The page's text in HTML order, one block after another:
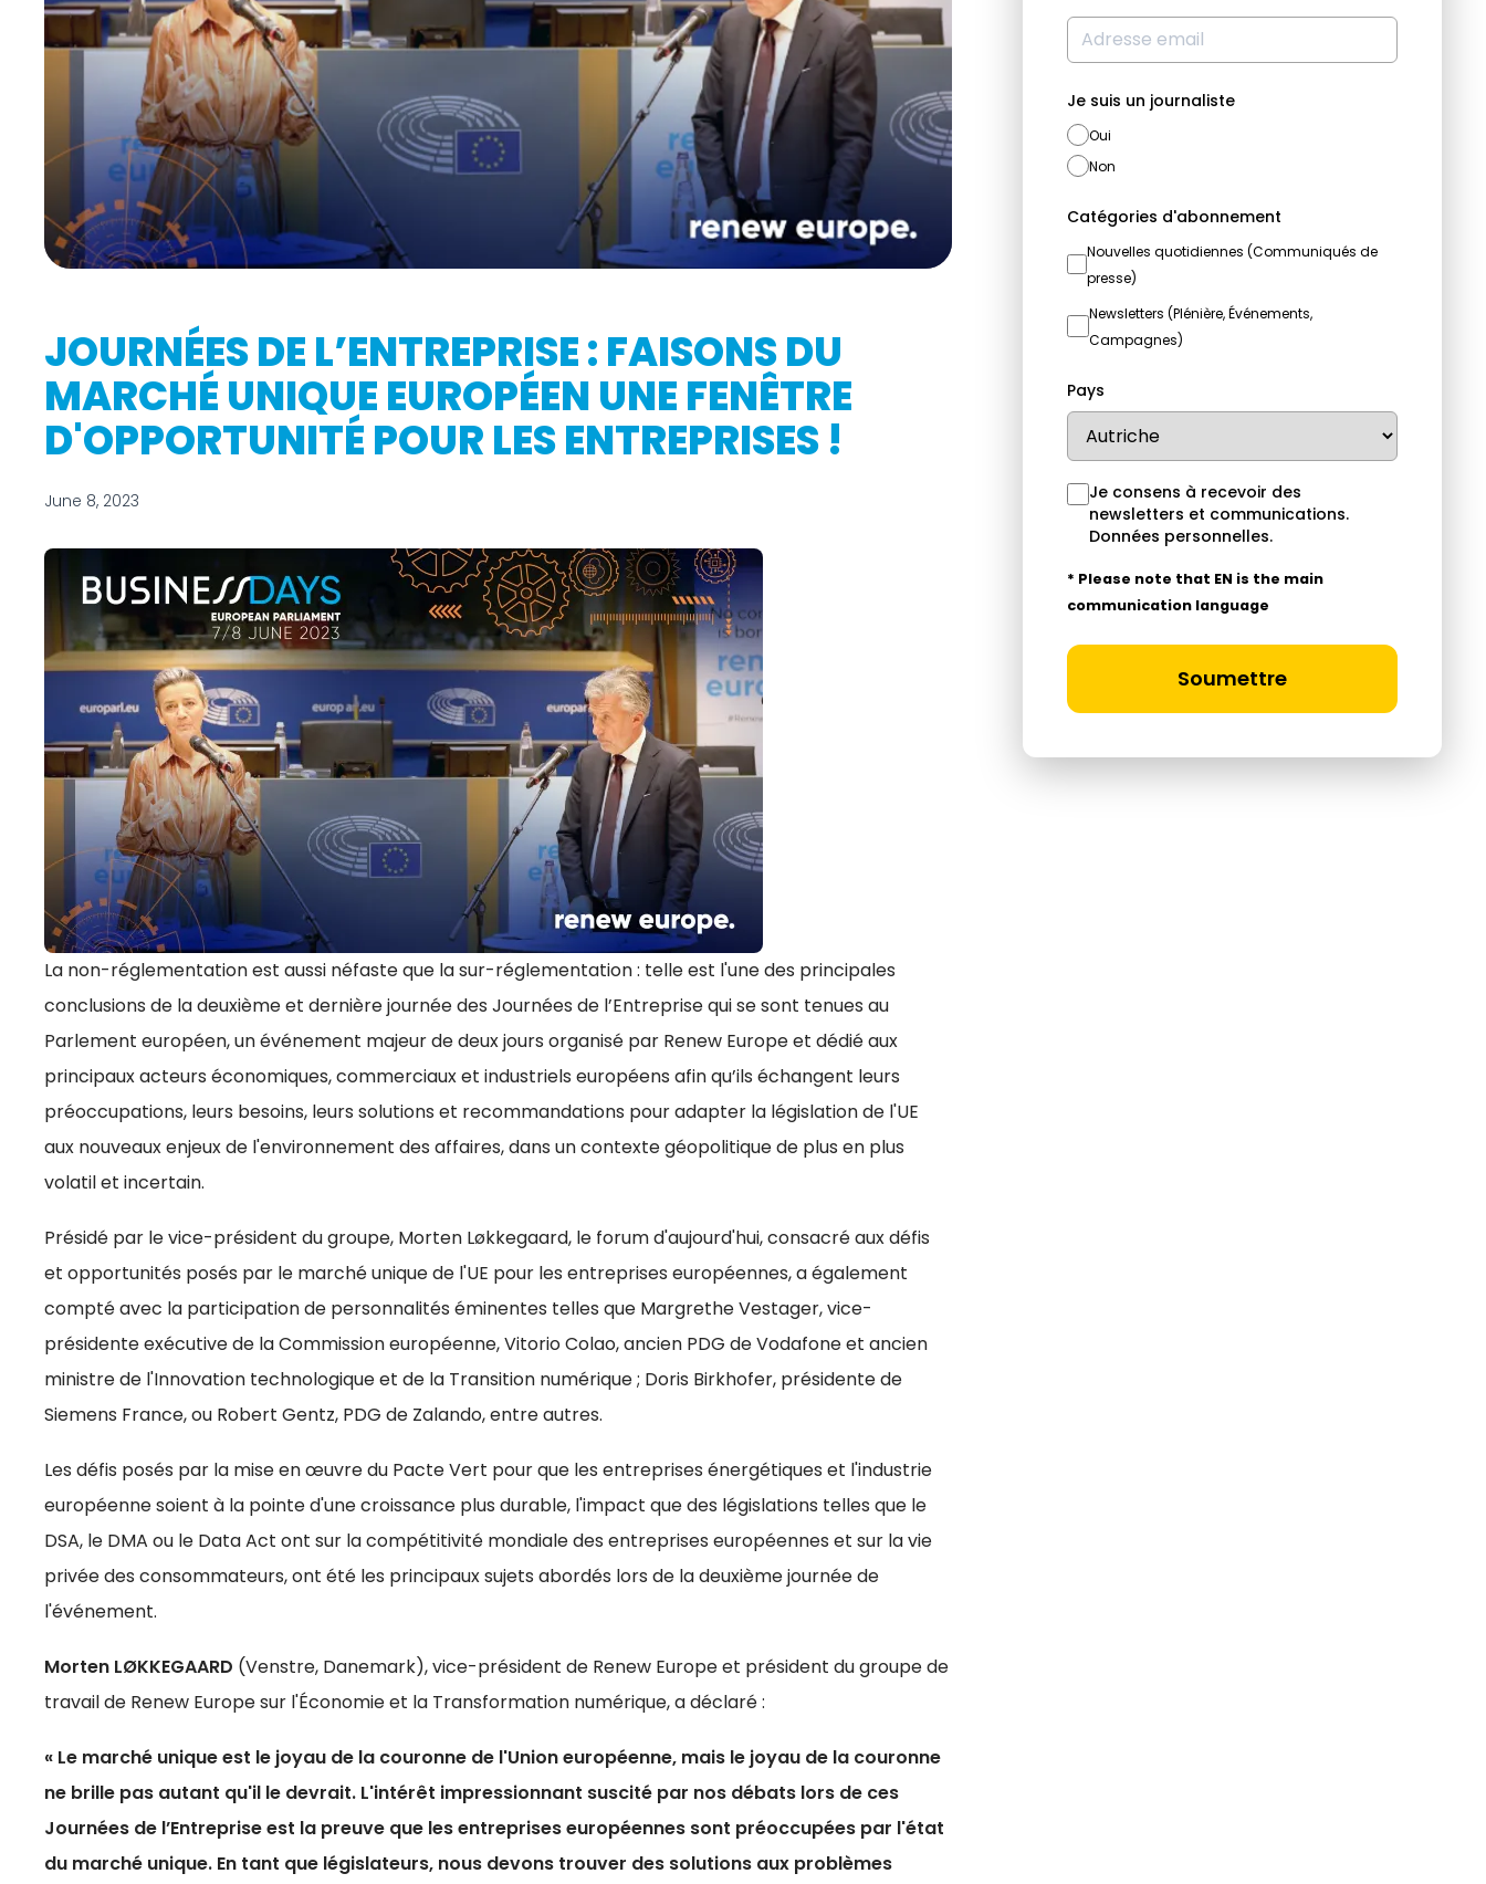
JOURNÉES DE L’ENTREPRISE : FAISONS DU
MARCHÉ UNIQUE EUROPÉEN UNE FENÊTRE
D'OPPORTUNITÉ POUR LES ENTREPRISES !
June 8, 2023
La non-réglementation est aussi néfaste que la sur-réglementation : telle est l'une des principales
conclusions de la deuxième et dernière journée des Journées de l’Entreprise qui se sont tenues au
Parlement européen, un événement majeur de deux jours organisé par Renew Europe et dédié aux
principaux acteurs économiques, commerciaux et industriels européens afin qu’ils échangent leurs
préoccupations, leurs besoins, leurs solutions et recommandations pour adapter la législation de l'UE
aux nouveaux enjeux de l'environnement des affaires, dans un contexte géopolitique de plus en plus
volatil et incertain.
Présidé par le vice-président du groupe, Morten Løkkegaard, le forum d'aujourd'hui, consacré aux défis
et opportunités posés par le marché unique de l'UE pour les entreprises européennes, a également
compté avec la participation de personnalités éminentes telles que Margrethe Vestager, vice-
présidente exécutive de la Commission européenne, Vitorio Colao, ancien PDG de Vodafone et ancien
ministre de l'Innovation technologique et de la Transition numérique ; Doris Birkhofer, présidente de
Siemens France, ou Robert Gentz, PDG de Zalando, entre autres.
Les défis posés par la mise en œuvre du Pacte Vert pour que les entreprises énergétiques et l'industrie
européenne soient à la pointe d'une croissance plus durable, l'impact que des législations telles que le
DSA, le DMA ou le Data Act ont sur la compétitivité mondiale des entreprises européennes et sur la vie
privée des consommateurs, ont été les principaux sujets abordés lors de la deuxième journée de
l'événement.
Morten LØKKEGAARD (Venstre, Danemark), vice-président de Renew Europe et président du groupe de
travail de Renew Europe sur l'Économie et la Transformation numérique, a déclaré :
« Le marché unique est le joyau de la couronne de l'Union européenne, mais le joyau de la couronne
ne brille pas autant qu'il le devrait. L'intérêt impressionnant suscité par nos débats lors de ces
Journées de l’Entreprise est la preuve que les entreprises européennes sont préoccupées par l'état
du marché unique. En tant que législateurs, nous devons trouver des solutions aux problèmes
Je suis un journaliste
Oui
Non
Catégories d'abonnement
Nouvelles quotidiennes (Communiqués de
presse)
Newsletters (Plénière, Événements,
Campagnes)
Pays
Je consens à recevoir des
newsletters et communications.
Données personnelles.
* Please note that EN is the main
communication language
Soumettre